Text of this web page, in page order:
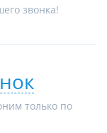
звонка!
только по